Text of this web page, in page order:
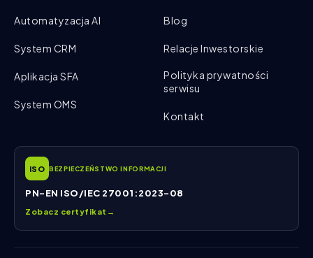
Automatyzacja AI
System CRM
Aplikacja SFA
System OMS
Blog
Relacje Inwestorskie
Polityka prywatności
serwisu
Kontakt
ISO BEZPIECZEŃSTWO INFORMACJI
PN-EN ISO/IEC 27001:2023-08
Zobacz certyfikat →